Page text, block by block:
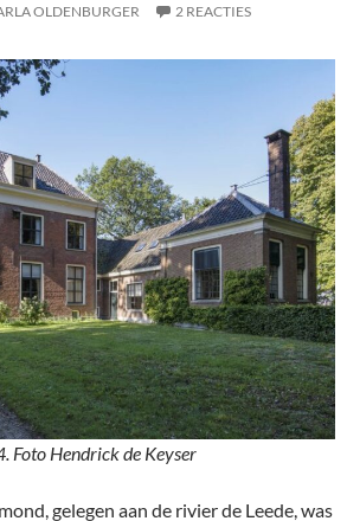
OLDENBURGER 2 REACTIES
Foto Hendrick de Keyser
gelegen aan de rivier de Leede, was